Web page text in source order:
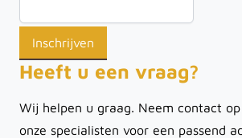
Heeft u een vraag?
Wij helpen u graag. Neem contact
onze specialisten voor een passend